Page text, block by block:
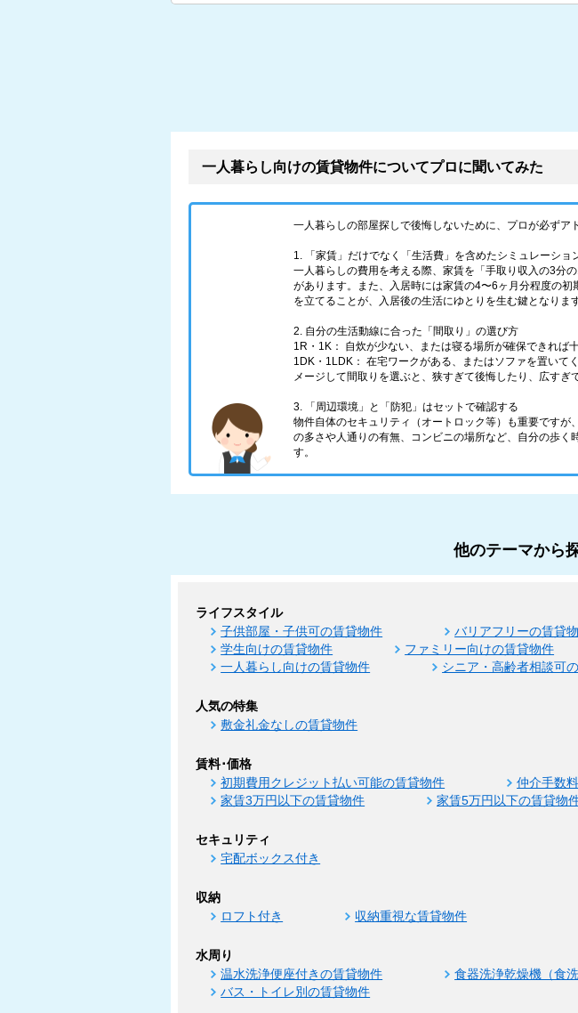
一人暮らし向けの賃貸物件についてプロに聞いてみた
一人暮らしの部屋探しで後悔しないために、プロが必ずア
1. 「家賃」だけでなく「生活費」を含めたシミュレーショ
一人暮らしの費用を考える際、家賃を「手取り収入の3分
があります。また、入居時には家賃の4〜6ヶ月分程度の
を立てることが、入居後の生活にゆとりを生む鍵となります
2. 自分の生活動線に合った「間取り」の選び方
1R・1K： 自炊が少ない、または寝る場所が確保できれば
1DK・1LDK： 在宅ワークがある、またはソファを置いて
メージして間取りを選ぶと、狭すぎて後悔したり、広すぎ
3. 「周辺環境」と「防犯」はセットで確認する
物件自体のセキュリティ（オートロック等）も重要です
の多さや人通りの有無、コンビニの場所など、自分の歩
す。
他のテーマから
ライフスタイル
子供部屋・子供可の賃貸物件 バリアフリーの賃貸
学生向けの賃貸物件
ファミリー向けの賃貸物件
一人暮らし向けの賃貸物件
シニア・高齢者相談可
人気の特集
敷金礼金なしの賃貸物件
賃料･価格
初期費用クレジット払い可能の賃貸物件 仲介手数
家賃3万円以下の賃貸物件
家賃5万円以下の賃貸物
セキュリティ
宅配ボックス付き
収納
ロフト付き 収納重視な賃貸物件
水周り
温水洗浄便座付きの賃貸物件 食器洗浄乾燥機（食
バス・トイレ別の賃貸物件